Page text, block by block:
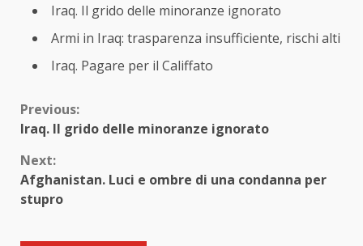
Iraq. Il grido delle minoranze ignorato
Armi in Iraq: trasparenza insufficiente, rischi alti
Iraq. Pagare per il Califfato
Continue
Reading
Previous:
Iraq. Il grido delle minoranze ignorato
Next:
Afghanistan. Luci e ombre di una condanna per
stupro